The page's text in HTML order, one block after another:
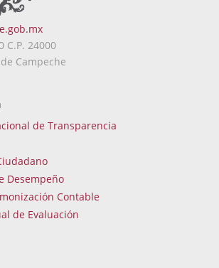
C.P. 24000
Campeche
de Transparencia
Desempeño
Contable
de Evaluación